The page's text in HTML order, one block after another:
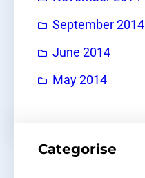
September 2014
June 2014
May 2014
Categorise